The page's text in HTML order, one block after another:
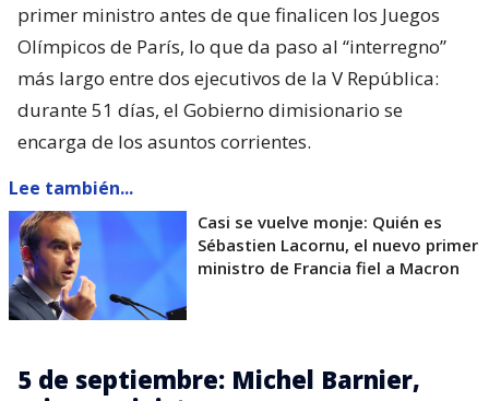
primer ministro antes de que finalicen los Juegos
Olímpicos de París, lo que da paso al “interregno”
más largo entre dos ejecutivos de la V República:
durante 51 días, el Gobierno dimisionario se
encarga de los asuntos corrientes.
Lee también...
Casi se vuelve monje: Quién es
Sébastien Lacornu, el nuevo primer
ministro de Francia fiel a Macron
5 de septiembre: Michel Barnier,